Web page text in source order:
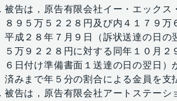
被告は，原告有限会社イー・エックス
８９５万５２２８円及び内４１７９万
平成２８年７月９日（訴状送達の日の
５万９２２８円に対する同年１０月２
６日付け準備書面１送達の日の翌日）
済みまで年５分の割合による金員を支
被告は，原告有限会社アートステーシ